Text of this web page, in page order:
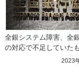
全銀システム障害、全
の対応で不足していた
2023